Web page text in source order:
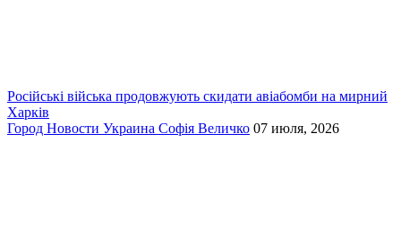
Російські війська продовжують скидати авіабомби на мирний
Харків
Город Новости Украина Софія Величко 07 июля, 2026